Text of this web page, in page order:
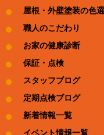
屋根・外壁塗装の色
職人のこだわり
お家の健康診断
保証・点検
スタッフブログ
定期点検ブログ
新着情報一覧
イベント情報一覧